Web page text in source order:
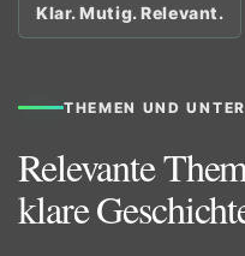
Klar. Mutig. Relevant.
THEMEN UND
Relevante
klare